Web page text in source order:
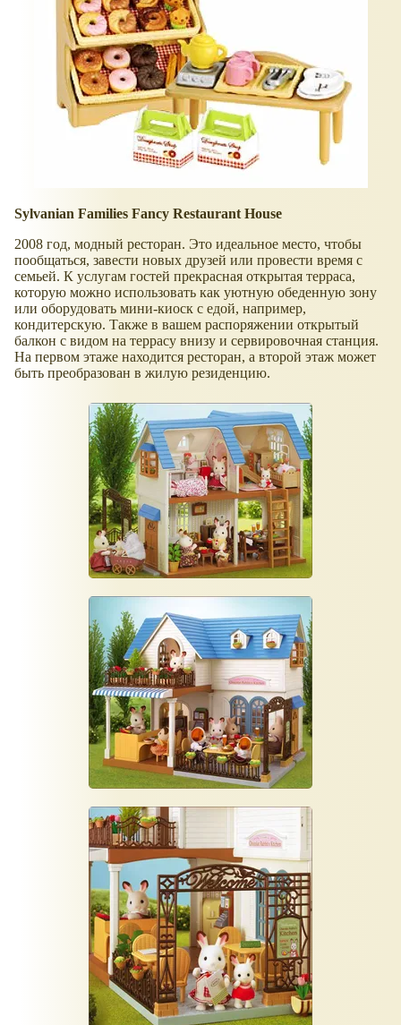
Sylvanian Families Fancy Restaurant House
2008 год, модный ресторан. Это идеальное место, чтобы
пообщаться, завести новых друзей или провести время с
семьей. К услугам гостей прекрасная открытая терраса,
которую можно использовать как уютную обеденную зону
или оборудовать мини-киоск с едой, например,
кондитерскую. Также в вашем распоряжении открытый
балкон с видом на террасу внизу и сервировочная станция.
На первом этаже находится ресторан, а второй этаж может
быть преобразован в жилую резиденцию.